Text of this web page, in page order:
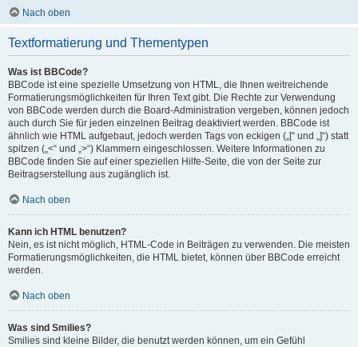
Nach oben
Textformatierung und Thementypen
Was ist BBCode?
BBCode ist eine spezielle Umsetzung von HTML, die Ihnen weitreichende
Formatierungsmöglichkeiten für Ihren Text gibt. Die Rechte zur Verwendung
von BBCode werden durch die Board-Administration vergeben, können jedoch
auch durch Sie für jeden einzelnen Beitrag deaktiviert werden. BBCode ist
ähnlich wie HTML aufgebaut, jedoch werden Tags von eckigen („[“ und „]“) statt
spitzen („<“ und „>“) Klammern eingeschlossen. Weitere Informationen zu
BBCode finden Sie auf einer speziellen Hilfe-Seite, die von der Seite zur
Beitragserstellung aus zugänglich ist.
Nach oben
Kann ich HTML benutzen?
Nein, es ist nicht möglich, HTML-Code in Beiträgen zu verwenden. Die meisten
Formatierungsmöglichkeiten, die HTML bietet, können über BBCode erreicht
werden.
Nach oben
Was sind Smilies?
Smilies sind kleine Bilder, die benutzt werden können, um ein Gefühl